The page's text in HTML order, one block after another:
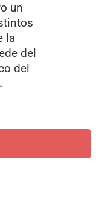
un
la
del
del